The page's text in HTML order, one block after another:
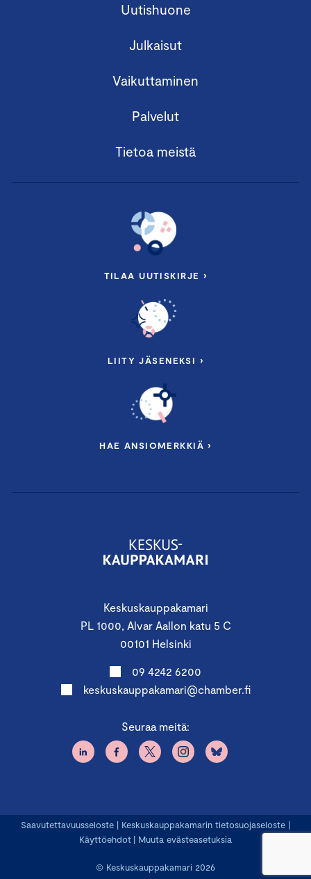
Keskuskauppakamari
PL 1000, Alvar Aallon katu 5 C
00101 Helsinki
09 4242 6200
keskuskauppakamari@chamber.fi
Seuraa meitä:
Uutishuone
Julkaisut
Vaikuttaminen
Palvelut
Tietoa meistä
TILAA UUTISKIRJE ›
LIITY JÄSENEKSI ›
HAE ANSIOMERKKIÄ ›
© Keskuskauppakamari 2026
Saavutettavuusseloste | Keskuskauppakamarin tietosuojaseloste |
Käyttöehdot | Muuta evästeasetuksia